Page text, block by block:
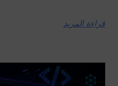
قراءة المزيد